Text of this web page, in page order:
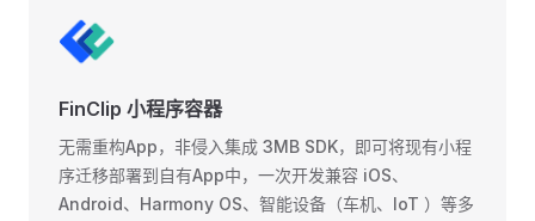
FinClip 小程序容器
无需重构App，非侵入集成 3MB SDK，即可将现有小程
序迁移部署到自有App中，一次开发兼容 iOS、
Android、Harmony OS、智能设备（车机、IoT ）等多